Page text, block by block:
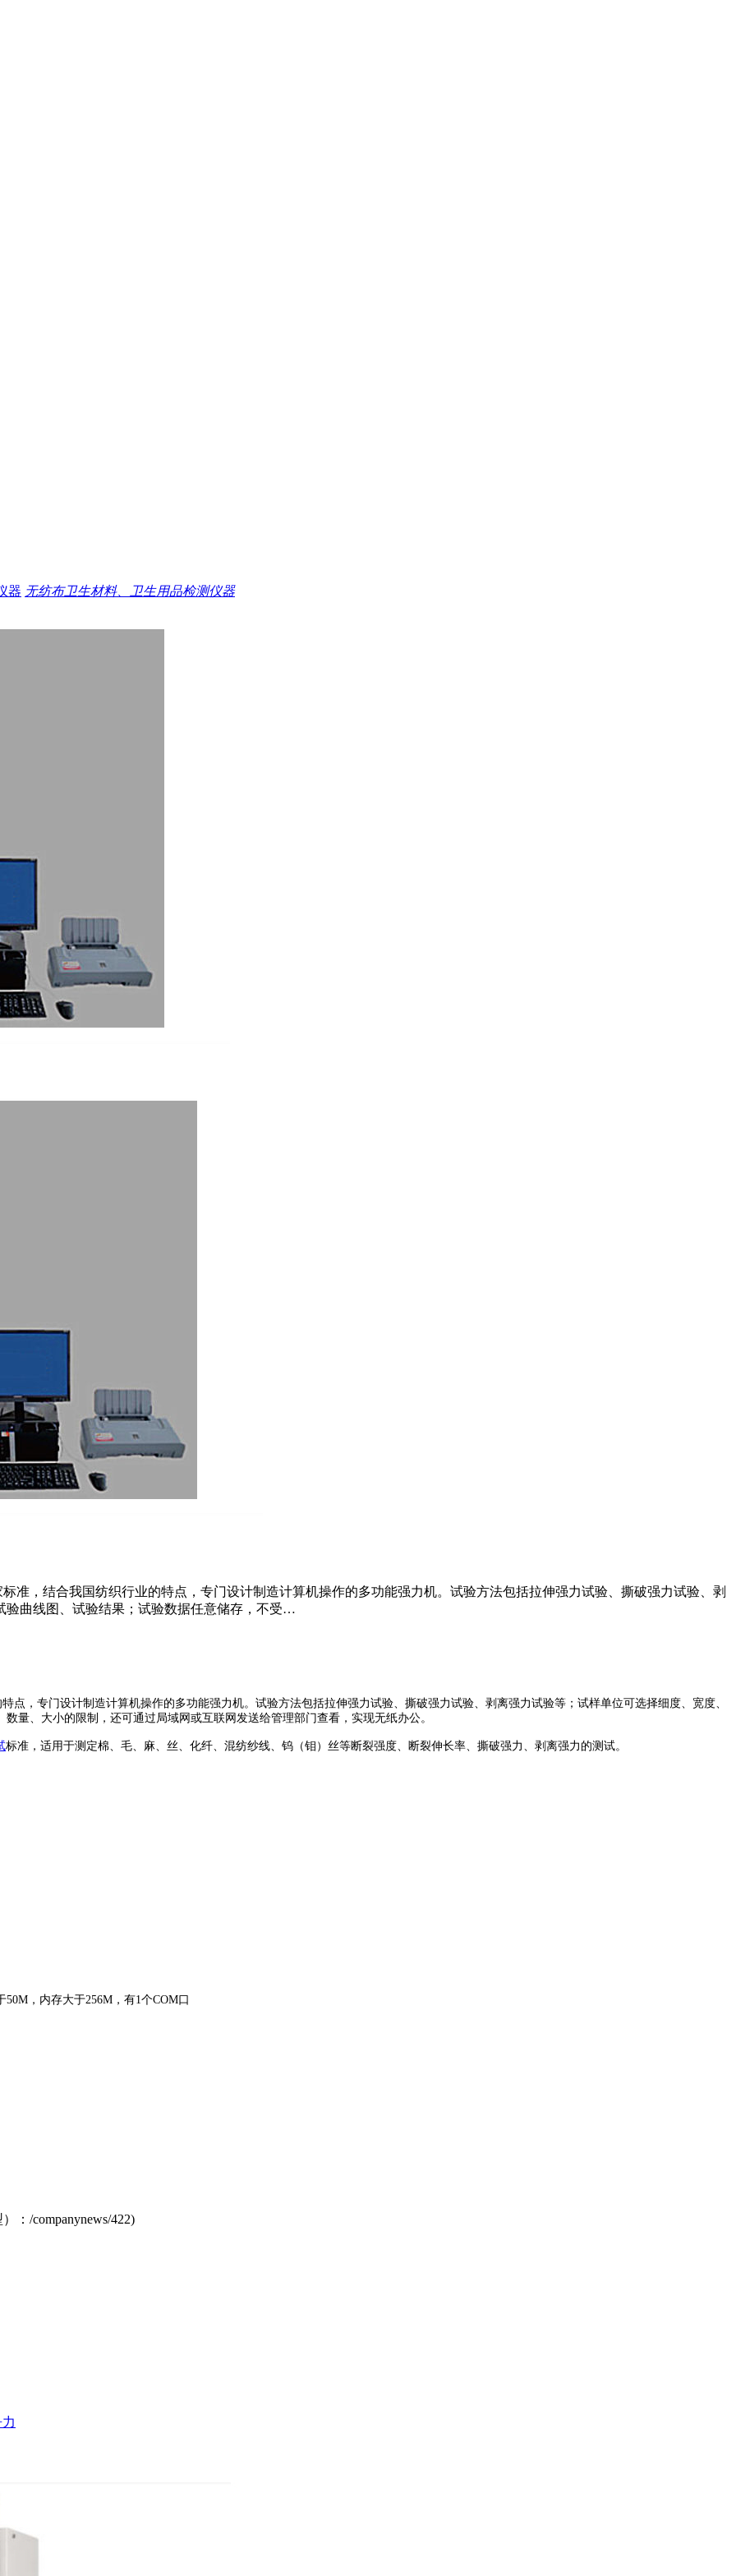
器 无纺布卫生材料、卫生用品检测仪器
准，结合我国纺织行业的特点，专门设计制造计算机操作的多功能强力机。试验方法包括拉伸强力试验、撕破强力试验、剥
验曲线图、试验结果；试验数据任意储存，不受…
点，专门设计制造计算机操作的多功能强力机。试验方法包括拉伸强力试验、撕破强力试验、剥离强力试验等；试样单位可选择细度、宽度、
量、大小的限制，还可通过局域网或互联网发送给管理部门查看，实现无纸办公。
标准，适用于测定棉、毛、麻、丝、化纤、混纺纱线、钨（钼）丝等断裂强度、断裂伸长率、撕破强力、剥离强力的测试。
，内存大于256M，有1个COM口
： /companynews/422)